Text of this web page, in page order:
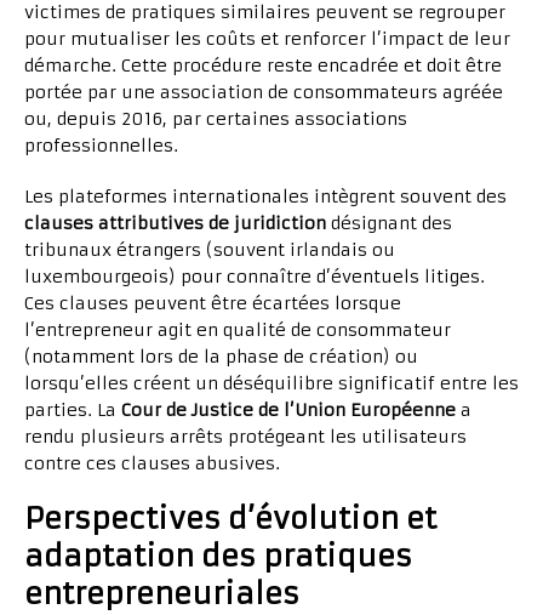
victimes de pratiques similaires peuvent se regrouper
pour mutualiser les coûts et renforcer l’impact de leur
démarche. Cette procédure reste encadrée et doit être
portée par une association de consommateurs agréée
ou, depuis 2016, par certaines associations
professionnelles.
Les plateformes internationales intègrent souvent des
clauses attributives de juridiction désignant des
tribunaux étrangers (souvent irlandais ou
luxembourgeois) pour connaître d’éventuels litiges.
Ces clauses peuvent être écartées lorsque
l’entrepreneur agit en qualité de consommateur
(notamment lors de la phase de création) ou
lorsqu’elles créent un déséquilibre significatif entre les
parties. La Cour de Justice de l’Union Européenne a
rendu plusieurs arrêts protégeant les utilisateurs
contre ces clauses abusives.
Perspectives d’évolution et
adaptation des pratiques
entrepreneuriales